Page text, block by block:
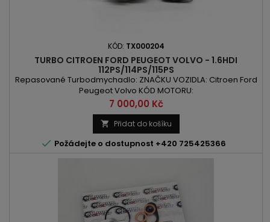
KÓD: TX000204
TURBO CITROEN FORD PEUGEOT VOLVO - 1.6HDI
112PS/114PS/115PS
Repasované Turbodmychadlo: ZNAČKU VOZIDLA: Citroen Ford
Peugeot Volvo KÓD MOTORU:
9HD/9HL/9HR/DV6C/D4162T/DV6CTED/T1BB/T1BC/T1DA/T1DB/
OBSAH: 1560ccm 1.6HDI VÝKON: 82kW/112PS / 84kW/114PS /
84kW/115PS ROK VÝROBY: 2009 -
Cena
7 000,00 Kč
 Přidat do košíku
 Požádejte o dostupnost +420 725425366